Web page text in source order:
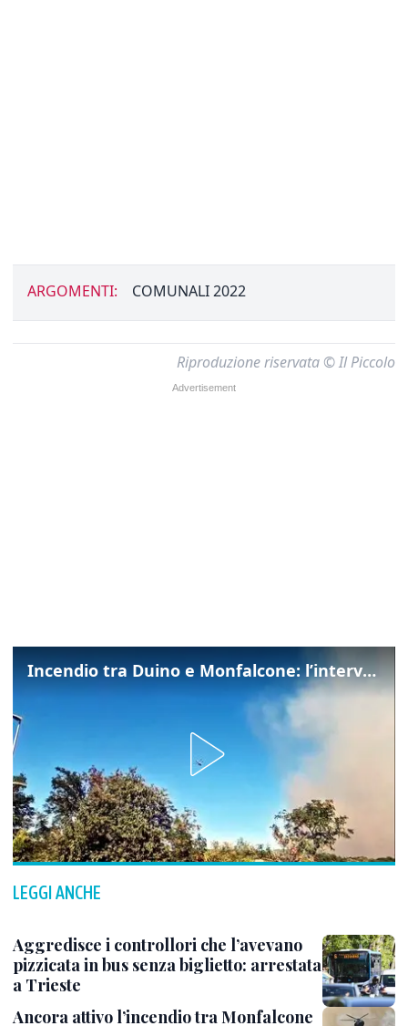
ARGOMENTI: COMUNALI 2022
Riproduzione riservata © Il Piccolo
Incendio tra Duino e Monfalcone: l’intervento dei vigili del fuoco
LEGGI ANCHE
Aggredisce i controllori che l’avevano
pizzicata in bus senza biglietto: arrestata
a Trieste
Ancora attivo l’incendio tra Monfalcone